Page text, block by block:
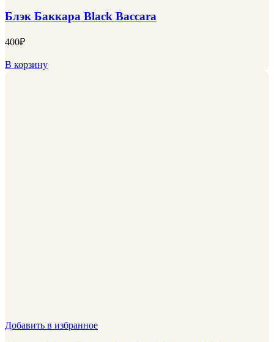
Блэк Баккара Black Baccara
400₽
В корзину
Добавить в избранное